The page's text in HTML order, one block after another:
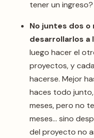
tener un ingreso?
No juntes dos
desarrollarlos a
luego hacer el
proyectos, y
hacerse. Mejor
haces todo
meses, pero no
meses… sino
del proyecto no